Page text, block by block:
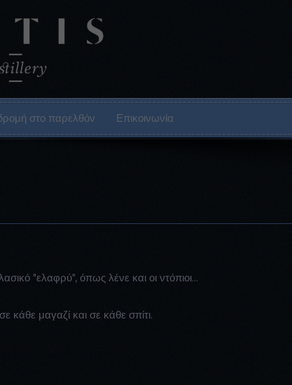
στο παρελθόν Επικοινωνία
"ελαφρύ", όπως λένε και οι ντόπιοι...
κάθε μαγαζί και σε κάθε σπίτι.